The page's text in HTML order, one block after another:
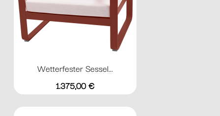
Wetterfester Sessel...
Preis
1.375,00 €